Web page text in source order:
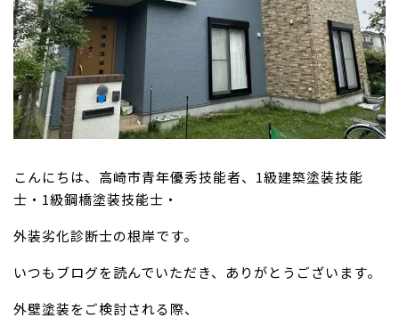
こんにちは、高崎市青年優秀技能者、1級建築塗装技能
士・1級鋼橋塗装技能士・
外装劣化診断士の根岸です。
いつもブログを読んでいただき、ありがとうございます。
外壁塗装をご検討される際、